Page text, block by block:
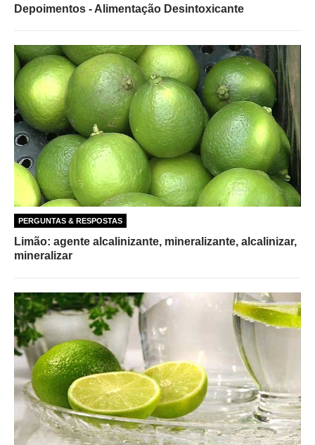
Depoimentos - Alimentação Desintoxicante
PERGUNTAS & RESPOSTAS
Limão: agente alcalinizante, mineralizante, alcalinizar,
mineralizar